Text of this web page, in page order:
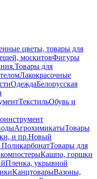
цветы, товары для
москитовФигуры
Товары для
Лакокрасочные
ОдеждаБелорусская
ТекстильОбувь и
АгрохимикатыТовары
и пр.Новый
Товары для
Кашпо, горшки
Пленка, укрывной
КанцтоварыВазоны,